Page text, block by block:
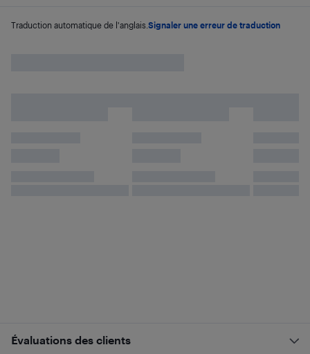
Traduction automatique de l'anglais. Signaler une erreur de traduction
Évaluations des clients